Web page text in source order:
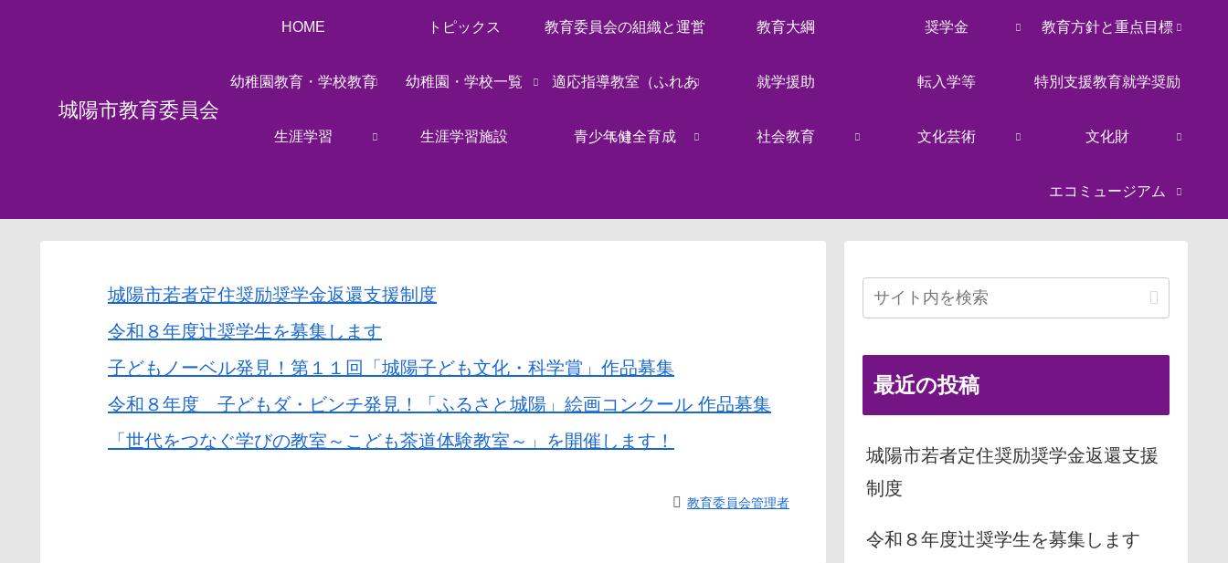
城陽市教育委員会
HOME トピックス 教育委員会の組織と運営 教育大綱 奨学金 教育方針と重点目標
幼稚園教育・学校教育 幼稚園・学校一覧 適応指導教室（ふれあ
い）
就学援助 転入学等 特別支援教育就学奨励
生涯学習 生涯学習施設 青少年健全育成 社会教育 文化芸術 文化財
エコミュージアム
城陽市若者定住奨励奨学金返還支援制度
令和８年度辻奨学生を募集します
子どもノーベル発見！第１１回「城陽子ども文化・科学賞」作品募集
令和８年度 子どもダ・ビンチ発見！「ふるさと城陽」絵画コンクール 作品募集
「世代をつなぐ学びの教室～こども茶道体験教室～」を開催します！
教育委員会管理者
最近の投稿
城陽市若者定住奨励奨学金返還支援
制度
令和８年度辻奨学生を募集します